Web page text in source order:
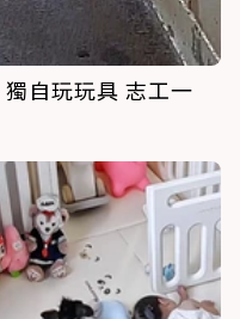
自玩玩具 志工一